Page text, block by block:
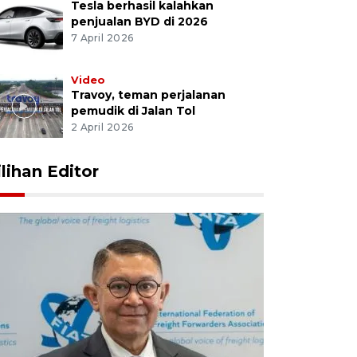
Tesla berhasil kalahkan
penjualan BYD di 2026
7 April 2026
Video
Travoy, teman perjalanan
pemudik di Jalan Tol
2 April 2026
Editor